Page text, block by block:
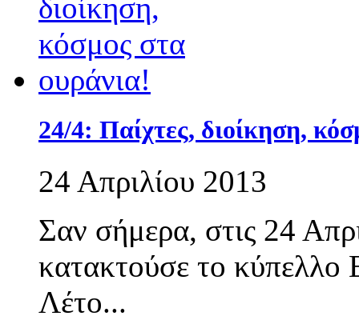
24/4: Παίχτες, διοίκηση,
24 Απριλίου 2013
Σαν σήμερα, στις 24
κατακτούσε το κύπελλο
Λέτο...